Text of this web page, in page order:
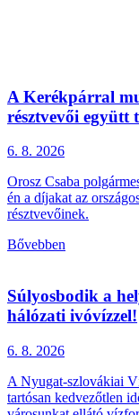
A Kerékpárral
résztvevői együtt
6. 8. 2026
Orosz Csaba
én a díjakat az
résztvevőinek.
Bővebben
Súlyosbodik a
hálózati ivóvízzel!
6. 8. 2026
A Nyugat-szlovákiai
tartósan kedvezőtlen